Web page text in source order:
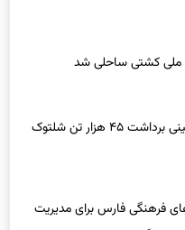
فرهنگی فارس برای مدیریت
در پویش ۲۵ درجه